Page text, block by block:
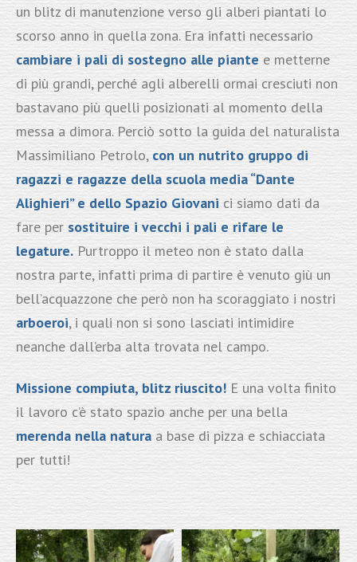
un blitz di manutenzione verso gli alberi piantati lo
scorso anno in quella zona. Era infatti necessario
cambiare i pali di sostegno alle piantee metterne
di più grandi, perché agli alberelli ormai cresciuti non
bastavano più quelli posizionati al momento della
messa a dimora. Perciò sotto la guida del naturalista
Massimiliano Petrolo, con un nutrito gruppo di
ragazzi e ragazze della scuola media “Dante
Alighieri” e dello Spazio Giovani ci siamo dati da
fare per sostituire i vecchi i pali e rifare le
legature. Purtroppo il meteo non è stato dalla
nostra parte, infatti prima di partire è venuto giù un
bell’acquazzone che però non ha scoraggiato i nostri
arboeroi, i quali non si sono lasciati intimidire
neanche dall’erba alta trovata nel campo.
Missione compiuta, blitz riuscito!E una volta finito
il lavoro c’è stato spazio anche per una bella
merenda nella natura a base di pizza e schiacciata
per tutti!